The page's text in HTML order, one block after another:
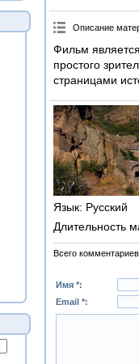
Описание
Фильм
простого
страницами
Язык: Русский
Длительность
Всего комментариев
Имя *:
Email *: